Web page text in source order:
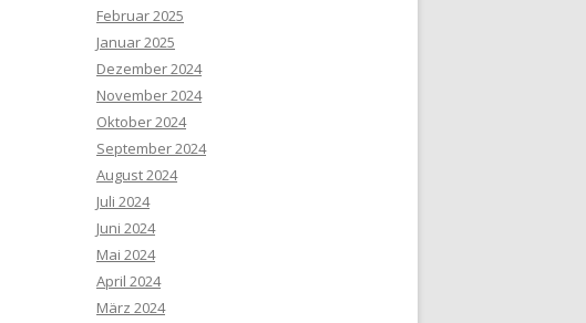
Februar 2025
Januar 2025
Dezember 2024
November 2024
Oktober 2024
September 2024
August 2024
Juli 2024
Juni 2024
Mai 2024
April 2024
März 2024